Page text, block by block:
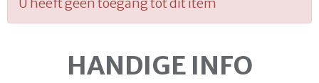
U heeft geen toegang tot dit item
HANDIGE INFO